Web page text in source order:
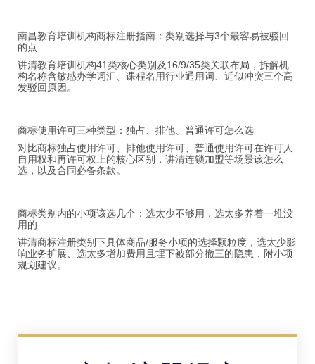
南昌教育培训机构商标注册指南：类别选择与3个最容易被驳回
的点
讲清教育培训机构41类核心类别及16/9/35类关联布局，拆解机
构名称含敏感办学词汇、课程名用行业通用词、近似冲突三个高
发驳回原因。
商标使用许可三种类型：独占、排他、普通许可怎么选
对比商标独占使用许可、排他使用许可、普通使用许可在许可人
自用权和再许可权上的核心区别，讲清连锁加盟等场景该怎么
选，以及合同必备条款。
商标类别内的小项该选几个：选太少不够用，选太多养着一堆没
用的
讲清商标注册类别下具体商品/服务小项的选择颗粒度，选太少影
响业务扩展、选太多增加费用且埋下被部分撤三的隐患，附小项
规划建议。